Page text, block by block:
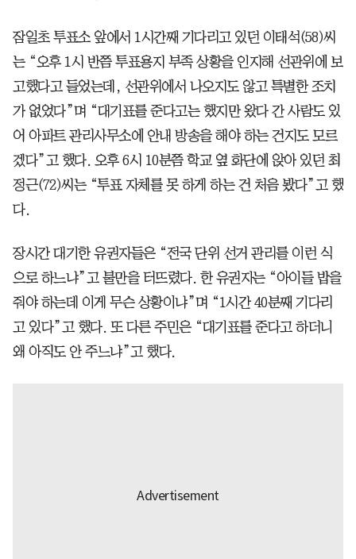
잠일초 투표소 앞에서 1시간째 기다리고 있던 이태석(58)씨
는 “오후 1시 반쯤 투표용지 부족 상황을 인지해 선관위에 보
고했다고 들었는데, 선관위에서 나오지도 않고 특별한 조치
가 없었다”며 “대기표를 준다고는 했지만 왔다 간 사람도 있
어 아파트 관리사무소에 안내 방송을 해야 하는 건지도 모르
겠다”고 했다. 오후 6시 10분쯤 학교 옆 화단에 앉아 있던 최
정근(72)씨는 “투표 자체를 못 하게 하는 건 처음 봤다”고 했
다.
장시간 대기한 유권자들은 “전국 단위 선거 관리를 이런 식
으로 하느냐”고 불만을 터뜨렸다. 한 유권자는 “아이들 밥을
줘야 하는데 이게 무슨 상황이냐”며 “1시간 40분째 기다리
고 있다”고 했다. 또 다른 주민은 “대기표를 준다고 하더니
왜 아직도 안 주느냐”고 했다.